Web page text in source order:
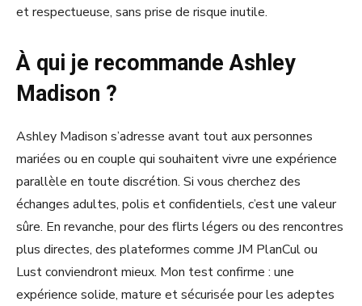
et respectueuse, sans prise de risque inutile.
À qui je recommande Ashley
Madison ?
Ashley Madison s’adresse avant tout aux personnes
mariées ou en couple qui souhaitent vivre une expérience
parallèle en toute discrétion. Si vous cherchez des
échanges adultes, polis et confidentiels, c’est une valeur
sûre. En revanche, pour des flirts légers ou des rencontres
plus directes, des plateformes comme JM PlanCul ou
Lust conviendront mieux. Mon test confirme : une
expérience solide, mature et sécurisée pour les adeptes